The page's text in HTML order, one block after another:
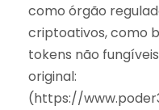
como órgão
criptoativos, como
tokens não
original:
(https://